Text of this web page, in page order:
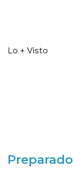
Lo + Visto